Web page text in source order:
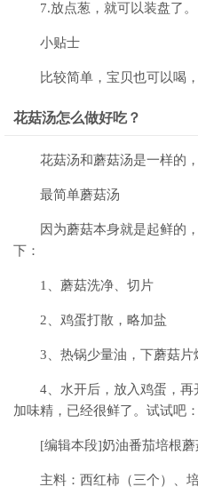
7.放点葱，就可以装盘了
小贴士
比较简单，宝贝也可以喝
花菇汤怎么做好吃？
花菇汤和蘑菇汤是一样的
最简单蘑菇汤
因为蘑菇本身就是起鲜的
下：
1、蘑菇洗净、切片
2、鸡蛋打散，略加盐
3、热锅少量油，下蘑菇片
4、水开后，放入鸡蛋，
加味精，已经很鲜了。试试吧：
[编辑本段]奶油番茄培根蘑
主料：西红柿（三个）、